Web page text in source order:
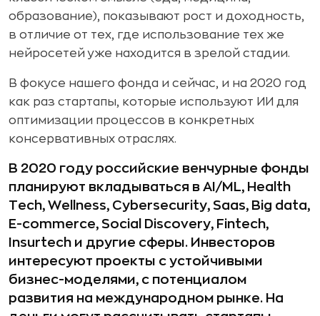
образование), показывают рост и доходность,
в отличие от тех, где использование тех же
нейросетей уже находится в зрелой стадии.
В фокусе нашего фонда и сейчас, и на 2020 год
как раз стартапы, которые используют ИИ для
оптимизации процессов в конкретных
консервативных отраслях.
В 2020 году российские венчурные фонды
планируют вкладываться в AI/ML, Health
Tech, Wellness, Cybersecurity, Saas, Big data,
E-commerce, Social Discovery, Fintech,
Insurtech и другие сферы. Инвесторов
интересуют проекты с устойчивыми
бизнес-моделями, с потенциалом
развития на международном рынке. На